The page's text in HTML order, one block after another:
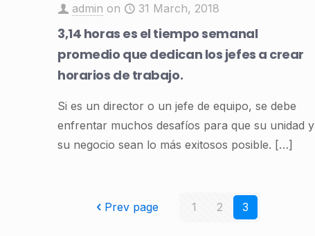
admin on 31 March, 2018
3,14 horas es el tiempo semanal
promedio que dedican los jefes a crear
horarios de trabajo.
Si es un director o un jefe de equipo, se debe
enfrentar muchos desafíos para que su unidad y
su negocio sean lo más exitosos posible. […]
Prev page 1 2 3